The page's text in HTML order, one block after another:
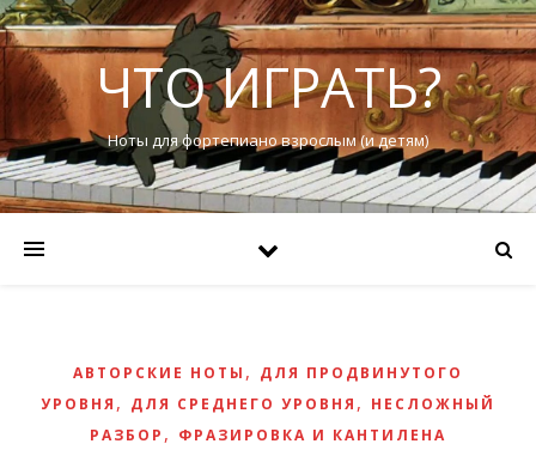
ЧТО ИГРАТЬ?
Ноты для фортепиано взрослым (и детям)
АВТОРСКИЕ НОТЫ , ДЛЯ ПРОДВИНУТОГО
УРОВНЯ , ДЛЯ СРЕДНЕГО УРОВНЯ , НЕСЛОЖНЫЙ
РАЗБОР , ФРАЗИРОВКА И КАНТИЛЕНА